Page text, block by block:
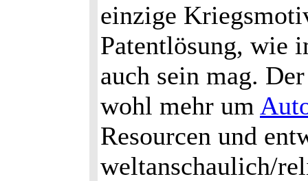
einzige
Patentlösung, wie
auch sein mag.
wohl mehr um
Resourcen und
weltanschaulich/